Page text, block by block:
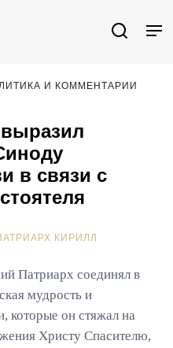
И КОММЕНТАРИИ
в связи с
КИРИЛЛ
Патриарх соединял в
мудрость и
которые он стяжал на
Христу Спасителю,